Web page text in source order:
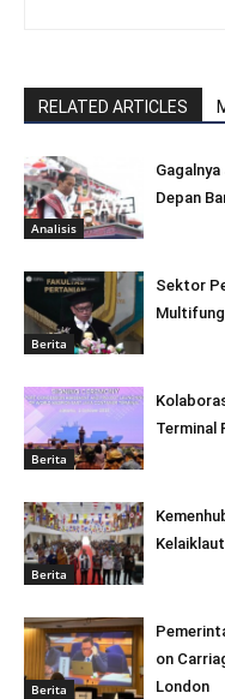
RELATED ARTICLES
Analisis
Depan
Berita
Sektor
Berita
Terminal
Berita
Berita
on
London